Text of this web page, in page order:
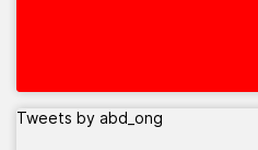
Tweets by abd_ong